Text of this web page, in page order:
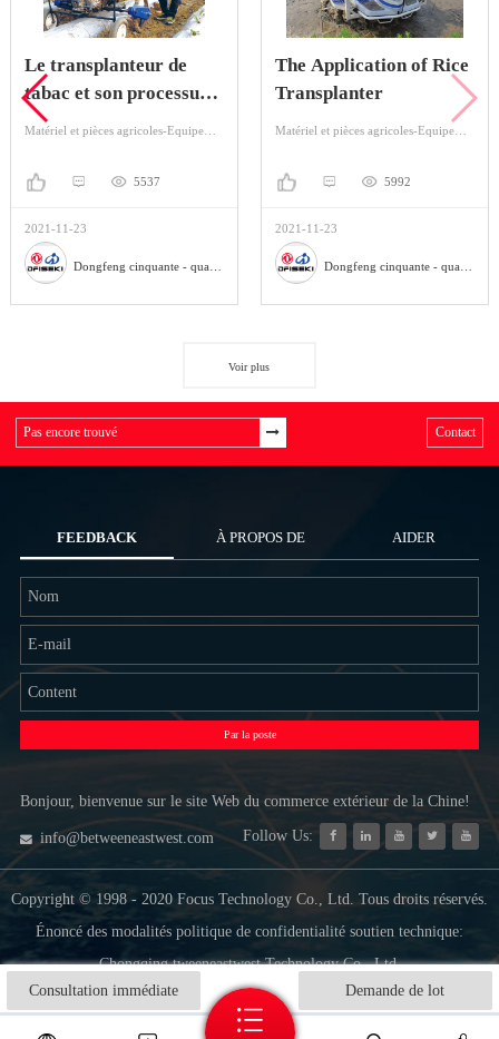
Consultation immédiate Demande de lot
Le transplanteur de
tabac et son processus
de plantation
Matériel et pièces agricoles-Equipement agricole-Plantation de machines
5537
2021-11-23
The Application of Rice
Transplanter
Matériel et pièces agricoles-Equipement agricole-Plantation de machines
5992
2021-11-23
Voir plus
Contact
FEEDBACK À PROPOS DE
NOUS
AIDER
Par la poste
Bonjour, bienvenue sur le site Web du commerce extérieur de la Chine!
info@betweeneastwest.com Follow Us:
Copyright © 1998 - 2020 Focus Technology Co., Ltd. Tous droits réservés.
Énoncé des modalités politique de confidentialité soutien technique:
Chongqing tweeneastwest Technology Co., Ltd.